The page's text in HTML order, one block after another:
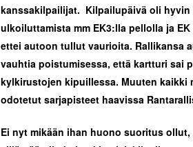
kanssakilpailijat. Kilpailupäivä oli hyvin
ulkoiluttamista mm EK3:lla pellolla ja
ettei autoon tullut vaurioita. Rallikansa
vauhtia poistumisessa, että kartturi sai
kylkirustojen kipuillessa. Muuten kaikki
odotetut sarjapisteet haavissa
Ei nyt mikään ihan huono suoritus